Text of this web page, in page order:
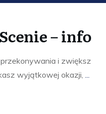
– info
i zwiększ
wyjątkowej okazji,